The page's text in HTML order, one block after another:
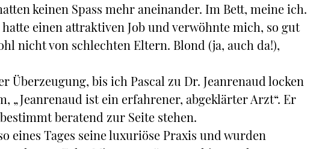
keinen Spass mehr aneinander. Im Bett, meine ich.
hatte einen attraktiven Job und verwöhnte mich, so gut
nicht von schlechten Eltern. Blond (ja, auch da!),
Überzeugung, bis ich Pascal zu Dr. Jeanrenaud locken
„Jeanrenaud ist ein erfahrener, abgeklärter Arzt“. Er
beratend zur Seite stehen.
eines Tages seine luxuriöse Praxis und wurden